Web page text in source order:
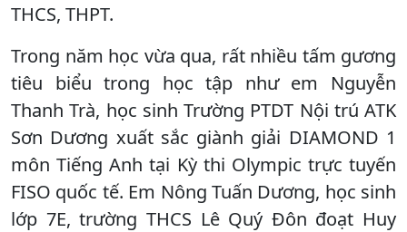
THCS, THPT.
Trong năm học vừa qua, rất nhiều tấm gương
tiêu biểu trong học tập như em Nguyễn
Thanh Trà, học sinh Trường PTDT Nội trú ATK
Sơn Dương xuất sắc giành giải DIAMOND 1
môn Tiếng Anh tại Kỳ thi Olympic trực tuyến
FISO quốc tế. Em Nông Tuấn Dương, học sinh
lớp 7E, trường THCS Lê Quý Đôn đoạt Huy